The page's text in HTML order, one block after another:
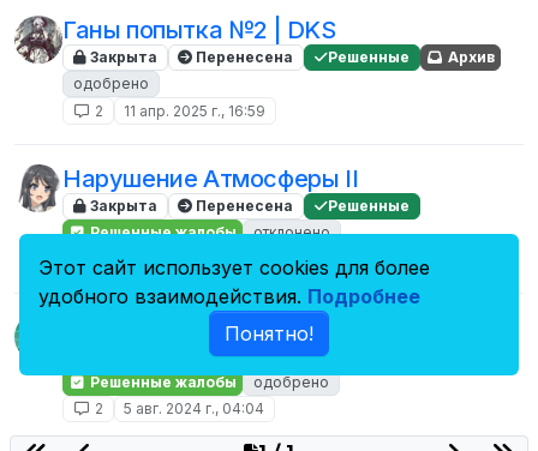
Ганы попытка №2 | DKS
Закрыта Перенесена Решенные
Архив
одобрено
2
11 апр. 2025 г., 16:59
Нарушение Атмосферы II
Закрыта Перенесена
Решенные
Решенные жалобы
отклонено
Нарушение атмосферы.
Перенесена
Решенные
Решенные жалобы
одобрено
2
5 авг. 2024 г., 04:04
Этот сайт использует cookies для более
удобного взаимодействия. Подробнее
Понятно!